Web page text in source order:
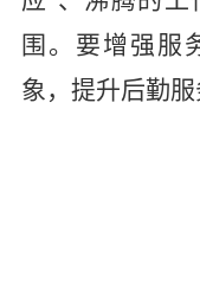
围。要增强服
象，提升后勤服